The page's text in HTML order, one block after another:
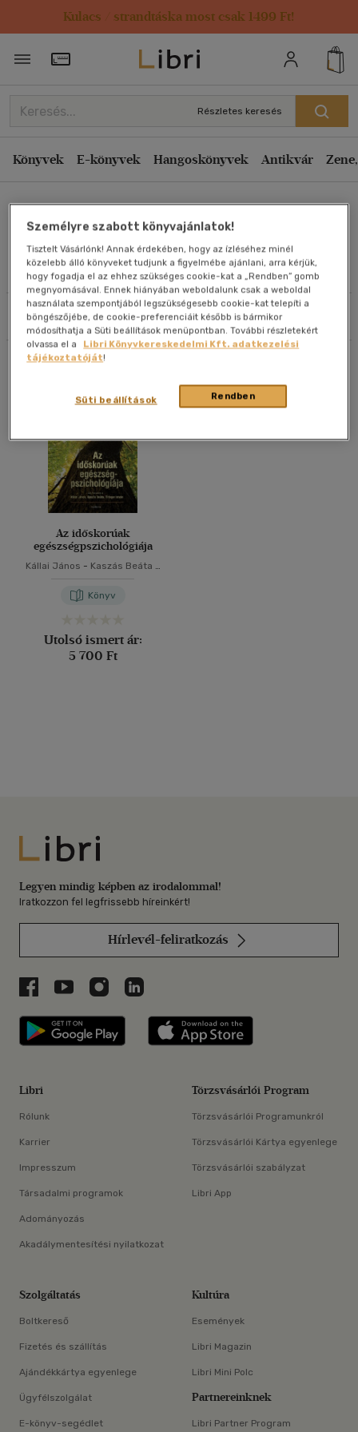
Kulacs / strandtáska most csak 1499 Ft!
Törzsvásárlói Kártya adatai
Részletes keresés
Könyvek E-könyvek Hangoskönyvek Antikvár
Művei
Szűrés Rendezés
Rendezés
Kiadás éve szerint csökkenő
Ár szerint csökkenő
Eladott darabszám szerint csökkenő
Eladott darabszám szerint növekvő
Cím szerint A-Z
Szerző szerint A-Z
Megjelenítés
20 db / oldal
Alkalmaz
Az időskorúak
egészségpszichológiája
Kállai János - Kaszás Beáta -
Könyv
Utolsó ismert ár:
5 700 Ft
Libri
Legyen mindig képben az irodalommal!
Iratkozzon fel legfrissebb híreinkért!
Hírlevél-feliratkozás
Libri a Facebookon
Libri a Youtube-on
Libri az Instagramon
Libri a LinkedInen
Libri applikáció Szerezd meg: Google
Libri
Rólunk
Karrier
Impresszum
Társadalmi programok
Adományozás
Akadálymentesítési nyilatkozat
Törzsvásárlói Program
Törzsvásárlói Programunkról
Törzsvásárlói Kártya egyenlege
Törzsvásárlói szabályzat
Libri App
Szolgáltatás
Boltkereső
Fizetés és szállítás
Ajándékkártya egyenlege
Ügyfélszolgálat
E-könyv-segédlet
Kultúra
Események
Libri Magazin
Libri Mini Polc
Partnereinknek
Libri Partner Program
Személyre szabott könyvajánlatok!
Tisztelt Vásárlónk! Annak érdekében, hogy az ízléséhez minél
közelebb álló könyveket tudjunk a figyelmébe ajánlani, arra kérjük,
hogy fogadja el az ehhez szükséges cookie-kat a „Rendben” gomb
megnyomásával. Ennek hiányában weboldalunk csak a weboldal
használata szempontjából legszükségesebb cookie-kat telepíti a
böngészőjébe, de cookie-preferenciáit később is bármikor
módosíthatja a Süti beállítások menüpontban. További részletekért
olvassa el a
Libri Könyvkereskedelmi Kft. adatkezelési
tájékoztatóját!
Rendben
Süti beállítások